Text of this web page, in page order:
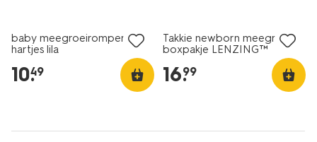
baby meegroeiromper rib
hartjes lila
10.
49
Takkie newborn meegroei
boxpakje LENZING™
16.
99